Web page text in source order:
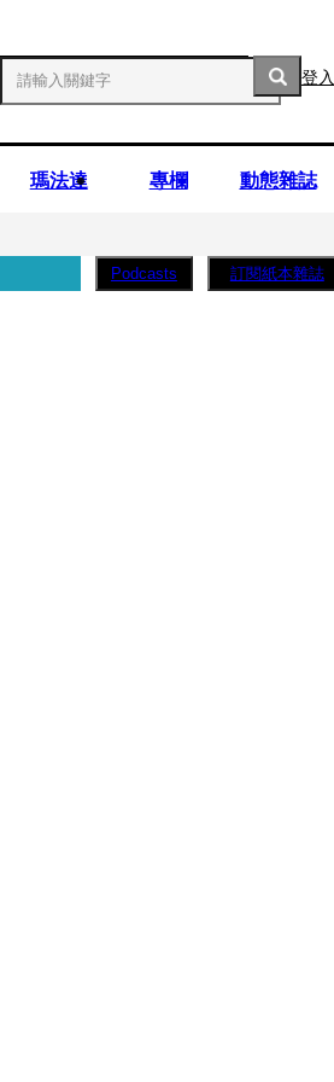
登入
瑪法達 專欄 動態雜誌
Podcasts 訂閱紙本雜誌